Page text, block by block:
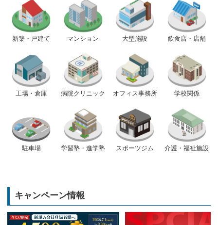
新築・戸建て マンション 大型施設 飲食店・店舗
工場・倉庫 病院クリニック オフィス事務所 学校関係
駐車場 学習塾・進学塾 スポーツジム 介護・福祉施設
キャンペーン情報